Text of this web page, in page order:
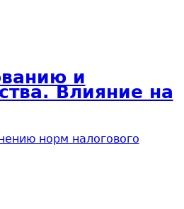
и
Влияние на
норм налогового